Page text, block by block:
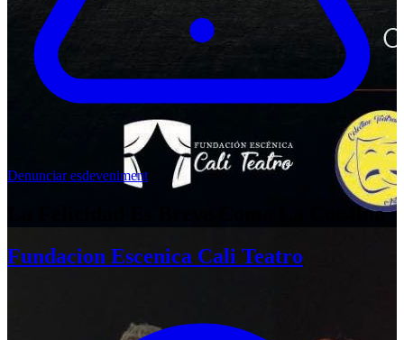
Denunciar esdeveniment
La Felicidad Es Breve Como La Coc4ina
Fundacion Escenica Cali Teatro